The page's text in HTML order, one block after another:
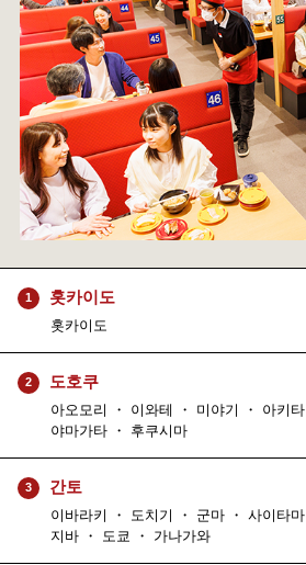
1 홋카이도
홋카이도
2 도호쿠
아오모리 ・ 이와테 ・ 미야기 ・ 아키타
야마가타 ・ 후쿠시마
3 간토
이바라키 ・ 도치기 ・ 군마 ・ 사이타마
지바 ・ 도쿄 ・ 가나가와